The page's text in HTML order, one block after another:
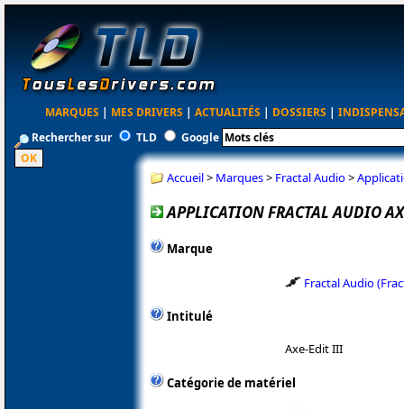
MARQUES | MES DRIVERS | ACTUALITÉS | DOSSIERS |
Rechercher sur
TLD Google
Accueil> Marques> Fractal Audio>
APPLICATION FRACTAL AUDIO
Marque
Fractal Audio
Intitulé
Axe-Edit III
Catégorie de matériel